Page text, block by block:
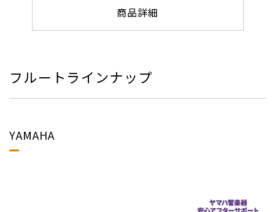
商品詳細
フルートラインナップ
YAMAHA